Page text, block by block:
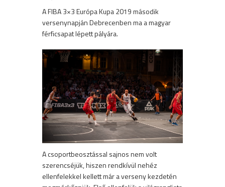
A FIBA 3×3 Európa Kupa 2019 második
versenynapján Debrecenben ma a magyar
férficsapat lépett pályára.
A csoportbeosztással sajnos nem volt
szerencséjük, hiszen rendkívül nehéz
ellenfelekkel kellett már a verseny kezdetén